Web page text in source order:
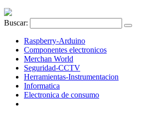
Buscar:
Raspberry-Arduino
Componentes electronicos
Merchan World
Seguridad-CCTV
Herramientas-Instrumentacion
Informatica
Electronica de consumo